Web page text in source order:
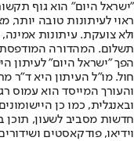
"ישראל היום" הוא גוף
ראוי לעיתונות טובה יותר,
ולא צועקת. עיתונות אמינה,
הפך "ישראל היום" לעיתון
חול. מו"ל העיתון היא ד"ר
והעורך המייסד הוא עמוס
חדשות מסביב לשעון, תוכן
וידיאו, פודקאסטים